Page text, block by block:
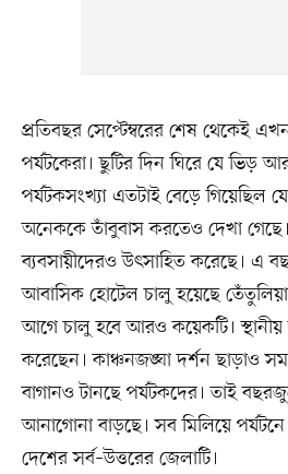
প্রতিবছর সেপ্টেম্বরের শেষ থেকেই
পর্যটকেরা। ছুটির দিন ঘিরে যে ভিড়
পর্যটকসংখ্যা এতটাই বেড়ে গিয়েছিল
অনেককে তাঁবুবাস করতেও দেখা
ব্যবসায়ীদেরও উৎসাহিত করেছে। এ
আবাসিক হোটেল চালু হয়েছে
আগে চালু হবে আরও কয়েকটি। স্থানীয়
করেছেন। কাঞ্চনজঙ্ঘা দর্শন ছাড়াও
বাগানও টানছে পর্যটকদের। তাই
আনাগোনা বাড়ছে। সব মিলিয়ে পর্যটনে
দেশের সর্ব–উত্তরের জেলাটি।